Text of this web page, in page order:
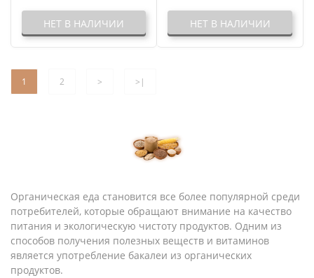
НЕТ В НАЛИЧИИ НЕТ В НАЛИЧИИ
1 2 > >|
Органическая еда становится все более популярной среди
потребителей, которые обращают внимание на качество
питания и экологическую чистоту продуктов. Одним из
способов получения полезных веществ и витаминов
является употребление бакалеи из органических
продуктов.